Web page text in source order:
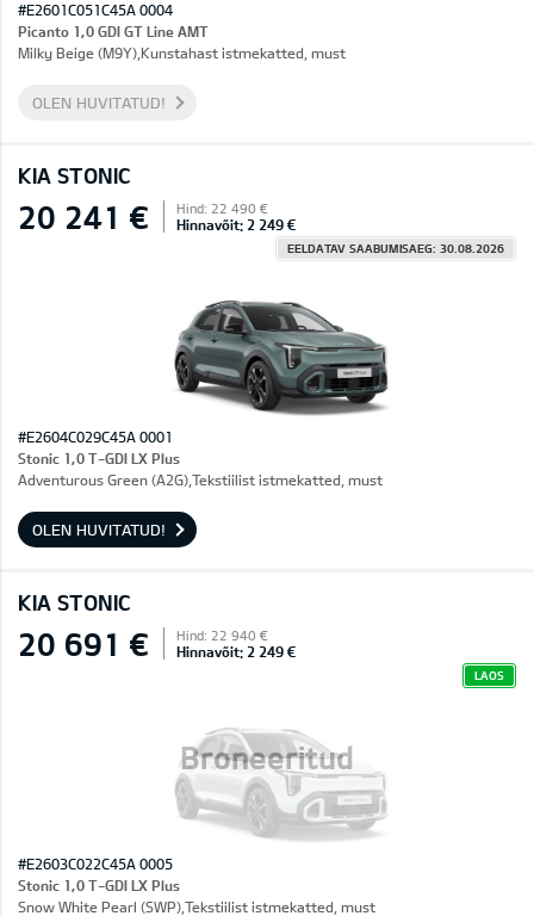
#E2601C051C45A 0004
Picanto 1,0 GDI GT Line AMT
Milky Beige (M9Y),Kunstahast istmekatted, must
OLEN HUVITATUD!
KIA STONIC
20 241 € Hind: 22 490 €
Hinnavõit: 2 249 €
EELDATAV SAABUMISAEG: 30.08.2026
#E2604C029C45A 0001
Stonic 1,0 T-GDI LX Plus
Adventurous Green (A2G),Tekstiilist istmekatted, must
OLEN HUVITATUD!
KIA STONIC
Broneeritud
20 691 € Hind: 22 940 €
Hinnavõit: 2 249 €
LAOS
#E2603C022C45A 0005
Stonic 1,0 T-GDI LX Plus
Snow White Pearl (SWP),Tekstiilist istmekatted, must